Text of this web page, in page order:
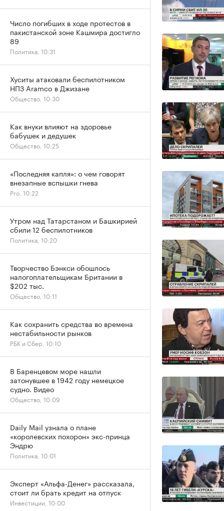
Число погибших в ходе протестов в
пакистанской зоне Кашмира достигло
89
Политика, 10:31
Хуситы атаковали беспилотником
НПЗ Aramco в Джизане
Общество, 10:30
Как внуки влияют на здоровье
бабушек и дедушек
Общество, 10:25
«Последняя капля»: о чем говорят
внезапные вспышки гнева
Pro, 10:22
Утром над Татарстаном и Башкирией
сбили 12 беспилотников
Политика, 10:20
Творчество Бэнкси обошлось
налогоплательщикам Британии в
$202 тыс.
Общество, 10:11
Как сохранить средства во времена
нестабильности рынков
РБК и Сбер, 10:10
В Баренцевом море нашли
затонувшее в 1942 году немецкое
судно. Видео
Общество, 10:09
Daily Mail узнала о плане
«королевских похорон» экс-принца
Эндрю
Политика, 10:01
Эксперт «Альфа-Денег» рассказала,
стоит ли брать кредит на отпуск
Инвестиции, 10:00